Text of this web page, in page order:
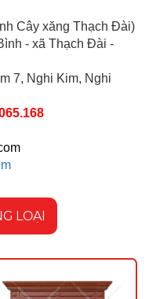
Cây xăng Thạch Đài)
- xã Thạch Đài -
7, Nghi Kim, Nghi
LOẠI